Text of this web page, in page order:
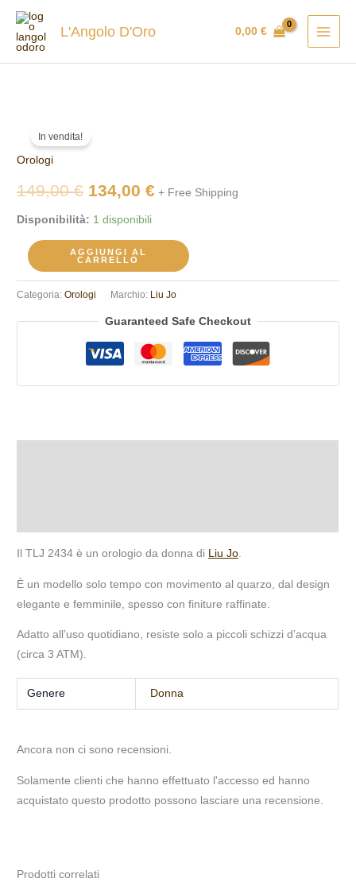
contenuto
L'Angolo D'Oro 0,00€
In vendita!
Orologi
149,00€ originale
era:
149,00 €.
134,00€ attuale
134,00 €.
+ Free Shipping
Disponibilità: 1 disponibili
donna
Liu
quantità
AGGIUNGI AL
CARRELLO
Categoria:Orologi Marchio: Liu Jo
Guaranteed Safe Checkout
Il TLJ 2434 è un orologio da donna di Liu Jo.
È un modello solo tempo con movimento al quarzo, dal design
elegante e femminile, spesso con finiture raffinate.
Adatto all’uso quotidiano, resiste solo a piccoli schizzi d’acqua
(circa 3 ATM).
Genere Donna
Ancora non ci sono recensioni.
Solamente clienti che hanno effettuato l'accesso ed hanno
acquistato questo prodotto possono lasciare una recensione.
Prodotti correlati